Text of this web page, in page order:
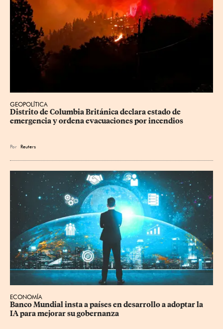
GEOPOLÍTICA
Distrito de Columbia Británica declara estado de
emergencia y ordena evacuaciones por incendios
Por Reuters
ECONOMÍA
Banco Mundial insta a países en desarrollo a adoptar la
IA para mejorar su gobernanza